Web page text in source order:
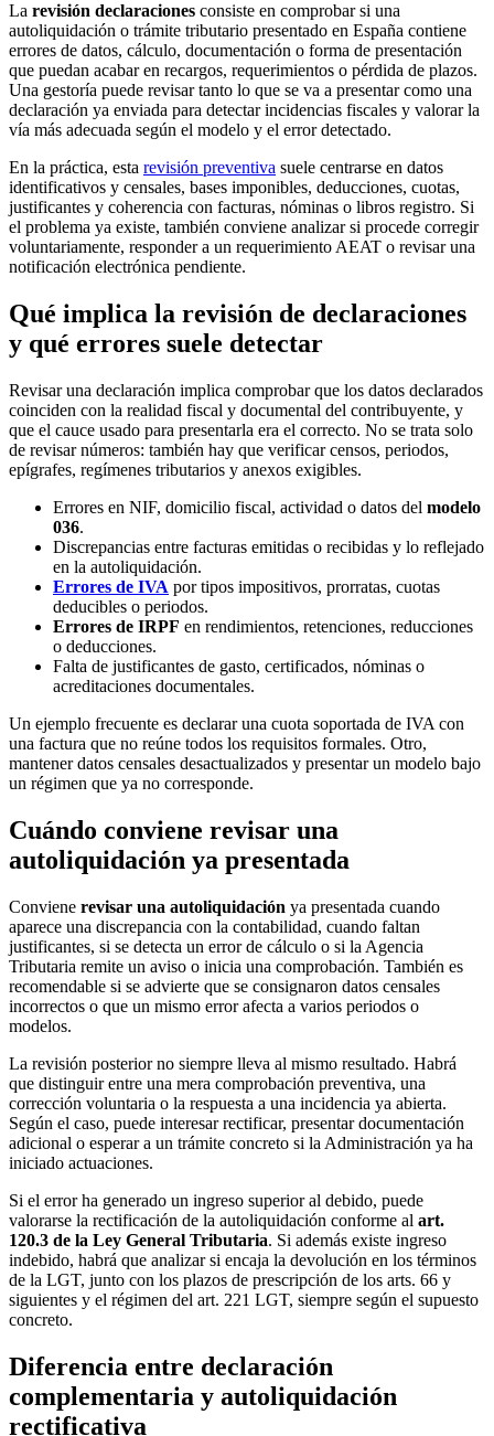
La revisión declaraciones consiste en comprobar si una
autoliquidación o trámite tributario presentado en España contiene
errores de datos, cálculo, documentación o forma de presentación
que puedan acabar en recargos, requerimientos o pérdida de plazos.
Una gestoría puede revisar tanto lo que se va a presentar como una
declaración ya enviada para detectar incidencias fiscales y valorar la
vía más adecuada según el modelo y el error detectado.
En la práctica, esta revisión preventiva suele centrarse en datos
identificativos y censales, bases imponibles, deducciones, cuotas,
justificantes y coherencia con facturas, nóminas o libros registro. Si
el problema ya existe, también conviene analizar si procede corregir
voluntariamente, responder a un requerimiento AEAT o revisar una
notificación electrónica pendiente.
Qué implica la revisión de declaraciones
y qué errores suele detectar
Revisar una declaración implica comprobar que los datos declarados
coinciden con la realidad fiscal y documental del contribuyente, y
que el cauce usado para presentarla era el correcto. No se trata solo
de revisar números: también hay que verificar censos, periodos,
epígrafes, regímenes tributarios y anexos exigibles.
Errores en NIF, domicilio fiscal, actividad o datos del modelo
036.
Discrepancias entre facturas emitidas o recibidas y lo reflejado
en la autoliquidación.
Errores de IVA por tipos impositivos, prorratas, cuotas
deducibles o periodos.
Errores de IRPF en rendimientos, retenciones, reducciones
o deducciones.
Falta de justificantes de gasto, certificados, nóminas o
acreditaciones documentales.
Un ejemplo frecuente es declarar una cuota soportada de IVA con
una factura que no reúne todos los requisitos formales. Otro,
mantener datos censales desactualizados y presentar un modelo bajo
un régimen que ya no corresponde.
Cuándo conviene revisar una
autoliquidación ya presentada
Conviene revisar una autoliquidación ya presentada cuando
aparece una discrepancia con la contabilidad, cuando faltan
justificantes, si se detecta un error de cálculo o si la Agencia
Tributaria remite un aviso o inicia una comprobación. También es
recomendable si se advierte que se consignaron datos censales
incorrectos o que un mismo error afecta a varios periodos o
modelos.
La revisión posterior no siempre lleva al mismo resultado. Habrá
que distinguir entre una mera comprobación preventiva, una
corrección voluntaria o la respuesta a una incidencia ya abierta.
Según el caso, puede interesar rectificar, presentar documentación
adicional o esperar a un trámite concreto si la Administración ya ha
iniciado actuaciones.
Si el error ha generado un ingreso superior al debido, puede
valorarse la rectificación de la autoliquidación conforme al art.
120.3 de la Ley General Tributaria. Si además existe ingreso
indebido, habrá que analizar si encaja la devolución en los términos
de la LGT, junto con los plazos de prescripción de los arts. 66 y
siguientes y el régimen del art. 221 LGT, siempre según el supuesto
concreto.
Diferencia entre declaración
complementaria y autoliquidación
rectificativa